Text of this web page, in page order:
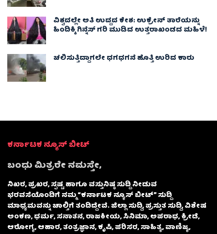
ವಿಶ್ವದಲ್ಲೇ ಅತಿ ಉದ್ದದ ಕೇಶ: ಉಕ್ರೇನ್ ತಾರೆಯನ್ನು
ಹಿಂದಿಕ್ಕಿ ಗಿನ್ನೆಸ್ ಗರಿ ಮುಡಿದ ಉತ್ತರಾಖಂಡದ ಮಹಿಳೆ!
ಚಲಿಸುತ್ತಿದ್ದಾಗಲೇ ಧಗಧಗನೆ ಹೊತ್ತಿ ಉರಿದ ಕಾರು
ಕರ್ನಾಟಕ ನ್ಯೂಸ್ ಬೀಟ್
ಬಂಧು ಮಿತ್ರರೇ ನಮಸ್ತೇ,
ನಿಖರ, ಪ್ರಖರ, ಸ್ಪಷ್ಟ ಹಾಗೂ ವಸ್ತುನಿಷ್ಠ ಸುದ್ದಿ ನೀಡುವ
ಭರವಸೆಯೊಂದಿಗೆ ನಮ್ಮ “ಕರ್ನಾಟಕ ನ್ಯೂಸ್ ಬೀಟ್” ಸುದ್ದಿ
ಮಾಧ್ಯಮವನ್ನು ಚಾಲ್ತಿಗೆ ತಂದಿದ್ದೇವೆ. ಜಿಲ್ಲಾ ಸುದ್ದಿ, ಪ್ರಸ್ತುತ ಸುದ್ದಿ, ವಿಶೇಷ
ಅಂಕಣ, ಧರ್ಮ, ಸನಾತನ, ರಾಜಕೀಯ, ಸಿನಿಮಾ, ಅಪರಾಧ, ಕ್ರೀಡೆ,
ಆರೋಗ್ಯ, ಆಹಾರ, ತಂತ್ರಜ್ಞಾನ, ಕೃಷಿ, ಪರಿಸರ, ಸಾಹಿತ್ಯ, ವಾಣಿಜ್ಯ,